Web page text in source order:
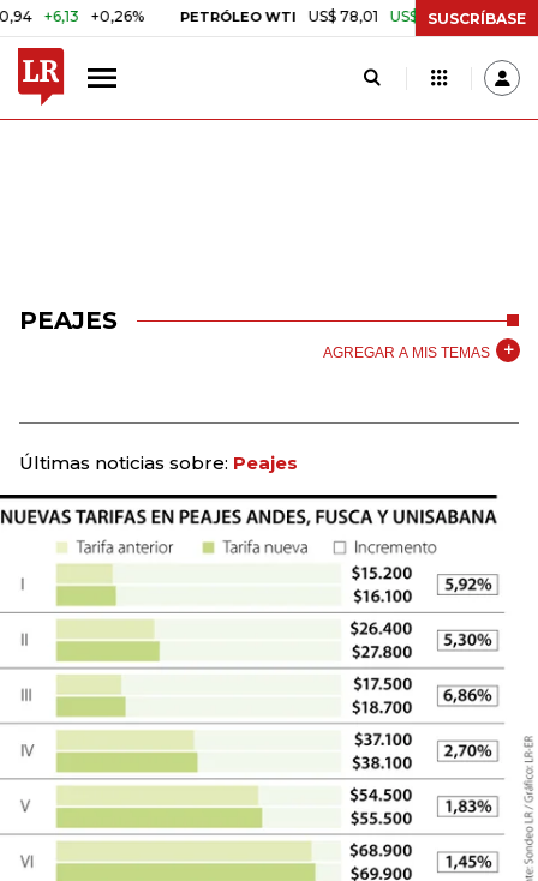
+0,26% PETRÓLEO WTI US$ 78,01 US$ 2,92 +3,89%
SUSCRÍBASE
PEAJES
AGREGAR A MIS TEMAS
Últimas noticias sobre: Peajes